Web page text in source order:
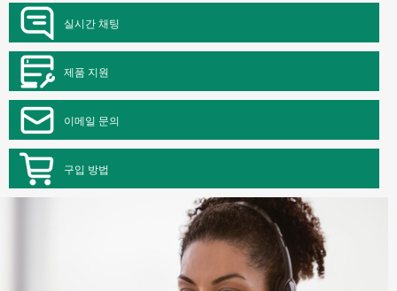
실시간 채팅
제품 지원
이메일 문의
구입 방법